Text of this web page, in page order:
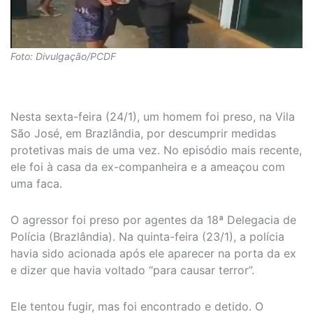
Foto: Divulgação/PCDF
Nesta sexta-feira (24/1), um homem foi preso, na Vila
São José, em Brazlândia, por descumprir medidas
protetivas mais de uma vez. No episódio mais recente,
ele foi à casa da ex-companheira e a ameaçou com
uma faca.
O agressor foi preso por agentes da 18ª Delegacia de
Polícia (Brazlândia). Na quinta-feira (23/1), a polícia
havia sido acionada após ele aparecer na porta da ex
e dizer que havia voltado “para causar terror”.
Ele tentou fugir, mas foi encontrado e detido. O